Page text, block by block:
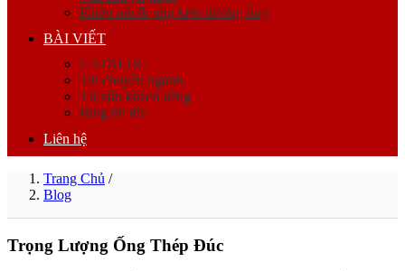
Khớp nối & phụ kiện đường ống
BÀI VIẾT
CATALOG
Tin chuyên ngành
Tư vấn khách hàng
Blog tin tức
Liên hệ
Trang Chủ /
Blog
Trọng Lượng Ống Thép Đúc